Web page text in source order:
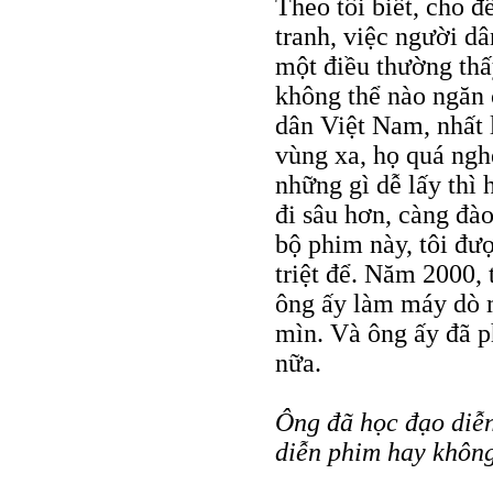
Theo tôi biết, cho
tranh, việc người
một điều thường
không thể nào
dân Việt Nam, nhất
vùng xa, họ quá
những gì dễ lấy thì
đi sâu hơn, càng
bộ phim này, tôi
triệt để. Năm 2000,
ông ấy làm máy
mìn. Và ông ấy đã
nữa.
Ông đã học đạo
diễn phim hay